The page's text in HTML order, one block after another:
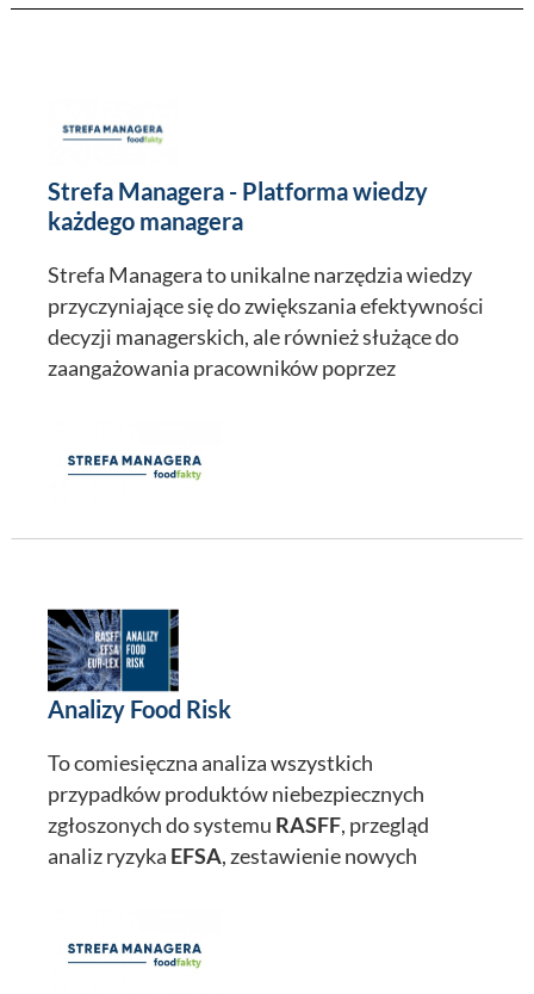
Strefa Managera - Platforma wiedzy
każdego managera
Strefa Managera to unikalne narzędzia wiedzy
przyczyniające się do zwiększania efektywności
decyzji managerskich, ale również służące do
zaangażowania pracowników poprzez
ekspertami Partnerów projektu sukcesywnie
Analizy Food Risk
To comiesięczna analiza wszystkich
przypadków produktów niebezpiecznych
zgłoszonych do systemu RASFF, przegląd
analiz ryzyka EFSA, zestawienie nowych
zafałszowań, najciekawsze case study.